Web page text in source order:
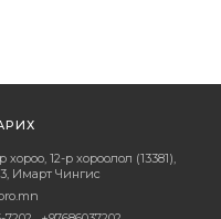
хороо, 12-р хороолол (13381),
Имарт Чингис